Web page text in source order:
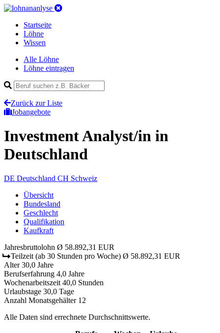
Startseite
Löhne
Wissen
Alle Löhne
Löhne eintragen
Zurück zur Liste
Jobangebote
Investment Analyst/in in
Deutschland
DE Deutschland CH Schweiz
Übersicht
Bundesland
Geschlecht
Qualifikation
Kaufkraft
Jahresbruttolohn Ø 58.892,31 EUR
Teilzeit (ab 30 Stunden pro Woche) Ø 58.892,31 EUR
Alter 30,0 Jahre
Berufserfahrung 4,0 Jahre
Wochenarbeitszeit 40,0 Stunden
Urlaubstage 30,0 Tage
Anzahl Monatsgehälter 12
Alle Daten sind errechnete Durchschnittswerte.